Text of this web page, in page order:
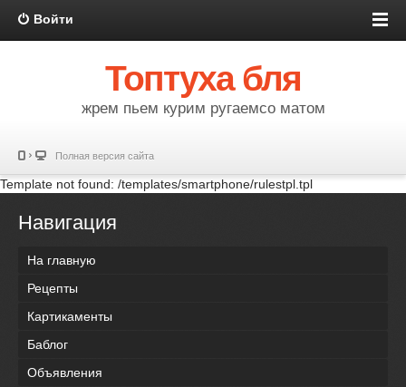
Войти
Топтуха бля
жрем пьем курим ругаемсо матом
Полная версия сайта
Template not found: /templates/smartphone/rulestpl.tpl
Навигация
На главную
Рецепты
Картикаменты
Баблог
Объявления